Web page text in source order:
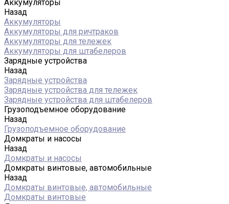
Аккумуляторы
Назад
Аккумуляторы
Аккумуляторы для ричтраков
Аккумуляторы для тележек
Аккумуляторы для штабелеров
Зарядные устройства
Назад
Зарядные устройства
Зарядные устройства для тележек
Зарядные устройства для штабелеров
Грузоподъемное оборудование
Назад
Грузоподъемное оборудование
Домкраты и насосы
Назад
Домкраты и насосы
Домкраты винтовые, автомобильные
Назад
Домкраты винтовые, автомобильные
Домкраты винтовые